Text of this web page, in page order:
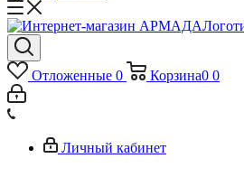
Отложенные 0 Корзина0 0
Личный кабинет